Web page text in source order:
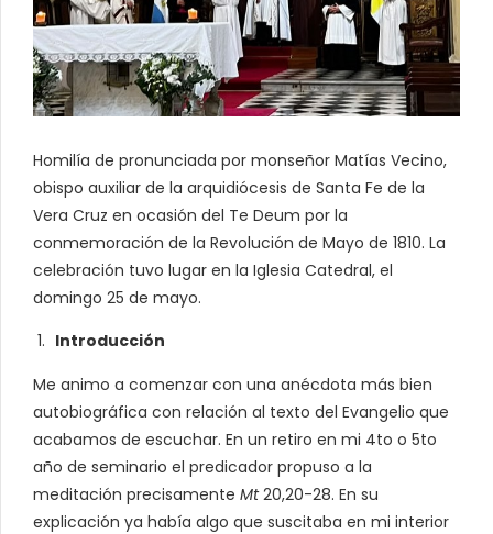
Homilía de pronunciada por monseñor Matías Vecino,
obispo auxiliar de la arquidiócesis de Santa Fe de la
Vera Cruz en ocasión del Te Deum por la
conmemoración de la Revolución de Mayo de 1810. La
celebración tuvo lugar en la Iglesia Catedral, el
domingo 25 de mayo.
Introducción
Me animo a comenzar con una anécdota más bien
autobiográfica con relación al texto del Evangelio que
acabamos de escuchar. En un retiro en mi 4to o 5to
año de seminario el predicador propuso a la
meditación precisamente Mt20,20-28. En su
explicación ya había algo que suscitaba en mi interior